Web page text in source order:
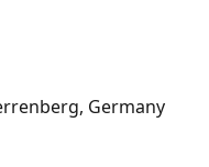
Germany